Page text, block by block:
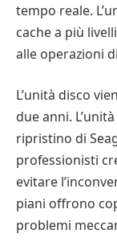
tempo reale.
cache a più
alle operazioni
L’unità disco
due anni.
ripristino di
professionisti
evitare
piani offrono
problemi